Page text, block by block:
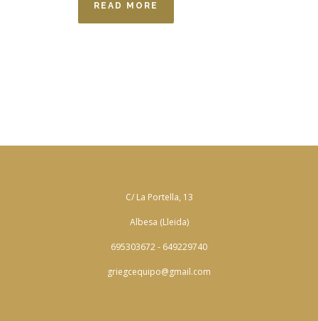
READ MORE
C/ La Portella, 13
Albesa (Lleida)
695303672 - 649229740
griegcequipo@gmail.com